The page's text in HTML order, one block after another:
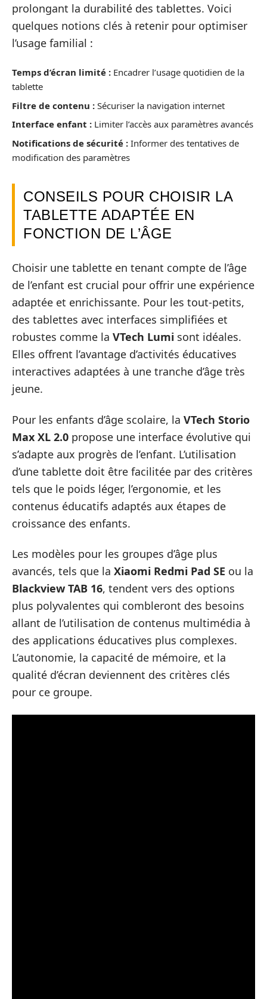
prolongant la durabilité des tablettes. Voici
quelques notions clés à retenir pour optimiser
l’usage familial :
Temps d’écran limité : Encadrer l’usage quotidien de la
tablette
Filtre de contenu : Sécuriser la navigation internet
Interface enfant : Limiter l’accès aux paramètres avancés
Notifications de sécurité : Informer des tentatives de
modification des paramètres
CONSEILS POUR CHOISIR LA
TABLETTE ADAPTÉE EN
FONCTION DE L’ÂGE
Choisir une tablette en tenant compte de l’âge
de l’enfant est crucial pour offrir une expérience
adaptée et enrichissante. Pour les tout-petits,
des tablettes avec interfaces simplifiées et
robustes comme la VTech Lumi sont idéales.
Elles offrent l’avantage d’activités éducatives
interactives adaptées à une tranche d’âge très
jeune.
Pour les enfants d’âge scolaire, la VTech Storio
Max XL 2.0 propose une interface évolutive qui
s’adapte aux progrès de l’enfant. L’utilisation
d’une tablette doit être facilitée par des critères
tels que le poids léger, l’ergonomie, et les
contenus éducatifs adaptés aux étapes de
croissance des enfants.
Les modèles pour les groupes d’âge plus
avancés, tels que la Xiaomi Redmi Pad SE ou la
Blackview TAB 16, tendent vers des options
plus polyvalentes qui combleront des besoins
allant de l’utilisation de contenus multimédia à
des applications éducatives plus complexes.
L’autonomie, la capacité de mémoire, et la
qualité d’écran deviennent des critères clés
pour ce groupe.